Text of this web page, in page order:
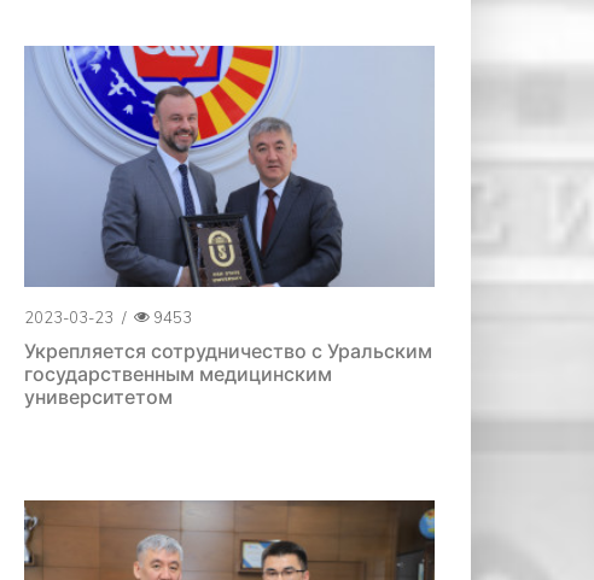
2023-03-23 / 9453
Укрепляется сотрудничество с Уральским
государственным медицинским
университетом